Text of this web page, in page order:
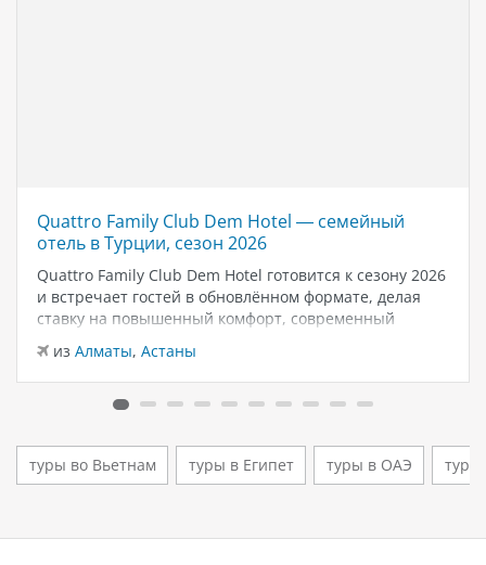
Quattro Family Club Dem Hotel — семейный
отель в Турции, сезон 2026
Quattro Family Club Dem Hotel готовится к сезону 2026
и встречает гостей в обновлённом формате, делая
ставку на повышенный комфорт, современный
дизайн и атмосферу спокойного семейного отдыха у
моря. Отель остаётся популярным выбором для тех,
кто ищет семейный отель в…
из Алматы, Астаны
туры во Вьетнам туры в Египет туры в ОАЭ